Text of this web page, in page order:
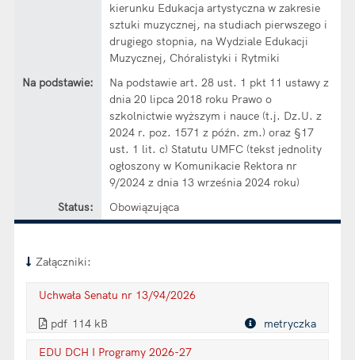
kierunku Edukacja artystyczna w zakresie
sztuki muzycznej, na studiach pierwszego i
drugiego stopnia, na Wydziale Edukacji
Muzycznej, Chóralistyki i Rytmiki
Na podstawie:
Na podstawie art. 28 ust. 1 pkt 11 ustawy z
dnia 20 lipca 2018 roku Prawo o
szkolnictwie wyższym i nauce (t.j. Dz.U. z
2024 r. poz. 1571 z późn. zm.) oraz §17
ust. 1 lit. c) Statutu UMFC (tekst jednolity
ogłoszony w Komunikacie Rektora nr
9/2024 z dnia 13 września 2024 roku)
Status:
Obowiązująca
Załączniki:
Uchwała Senatu nr 13/94/2026
pdf 114 kB
metryczka
EDU DCH I Programy 2026-27